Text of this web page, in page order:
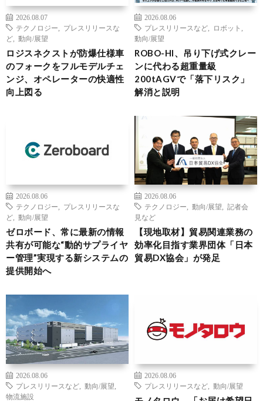
2026.08.07
テクノロジー
プレスリリースな
ど
動向/展望
ロジスネクストが防爆仕様車
のフォークをフルモデルチェ
ンジ、オペレーターの快適性
向上図る
2026.08.06
プレスリリースなど
ロボット
動向/展望
ROBO-HI、吊り下げ式クレー
ンに代わる超重量級
200tAGVで「落下リスク」
解消と説明
2026.08.06
テクノロジー
プレスリリースな
ど
動向/展望
ゼロボード、常に最新の情報
共有が可能な“動的サプライヤ
ー管理”実現する新システムの
提供開始へ
2026.08.06
テクノロジー
動向/展望
記者会
見など
【現地取材】貿易関連業務の
効率化目指す業界団体「日本
貿易DX協会」が発足
2026.08.06
プレスリリースなど
動向/展望
物流施設
2026.08.06
プレスリリースなど
動向/展望